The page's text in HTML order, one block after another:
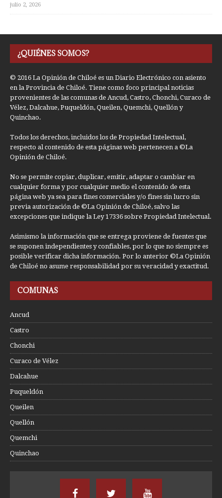
julio 2, 2026
¿QUIÉNES SOMOS?
© 2016 La Opinión de Chiloé es un Diario Electrónico con asiento
en la Provincia de Chiloé. Tiene como foco principal noticias
provenientes de las comunas de Ancud, Castro, Chonchi, Curaco de
Vélez, Dalcahue, Puqueldón, Queilen, Quemchi, Quellón y
Quinchao.
Todos los derechos, incluidos los de Propiedad Intelectual,
respecto al contenido de esta páginas web pertenecen a ©La
Opinión de Chiloé.
No se permite copiar, duplicar, emitir, adaptar o cambiar en
cualquier forma y por cualquier medio el contenido de esta
página web ya sea para fines comerciales y/o fines sin lucro sin
previa autorización de ©La Opinión de Chiloé, salvo las
excepciones que indique la Ley 17336 sobre Propiedad Intelectual.
Asimismo la información que se entrega proviene de fuentes que
se suponen independientes y confiables, por lo que no siempre es
posible verificar dicha información. Por lo anterior ©La Opinión
de Chiloé no asume responsabilidad por su veracidad y exactitud.
COMUNAS
Ancud
Castro
Chonchi
Curaco de Vélez
Dalcahue
Puqueldón
Queilen
Quellón
Quemchi
Quinchao